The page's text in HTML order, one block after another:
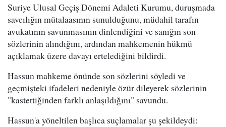
Suriye Ulusal Geçiş Dönemi Adaleti Kurumu, duruşmada
savcılığın mütalaasının sunulduğunu, müdahil tarafın
avukatının savunmasının dinlendiğini ve sanığın son
sözlerinin alındığını, ardından mahkemenin hükmü
açıklamak üzere davayı ertelediğini bildirdi.
Hassun mahkeme önünde son sözlerini söyledi ve
geçmişteki ifadeleri nedeniyle özür dileyerek sözlerinin
"kastettiğinden farklı anlaşıldığını" savundu.
Hassun'a yöneltilen başlıca suçlamalar şu şekildeydi: